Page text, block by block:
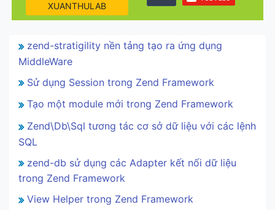
XUANTHULAB
zend-stratigility nền tảng tạo ra ứng dụng
MiddleWare
Sử dụng Session trong Zend Framework
Tạo một module mới trong Zend Framework
Zend\Db\Sql tương tác cơ sở dữ liệu với các lệnh
SQL
zend-db sử dụng các Adapter kết nối dữ liệu
trong Zend Framework
View Helper trong Zend Framework